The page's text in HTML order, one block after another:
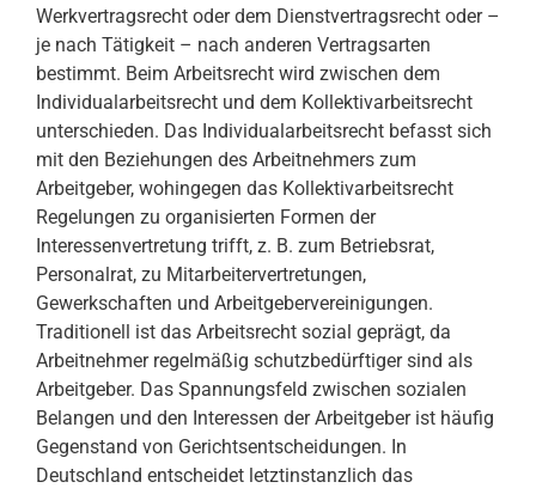
Werkvertragsrecht oder dem Dienstvertragsrecht oder –
je nach Tätigkeit – nach anderen Vertragsarten
bestimmt. Beim Arbeitsrecht wird zwischen dem
Individualarbeitsrecht und dem Kollektivarbeitsrecht
unterschieden. Das Individualarbeitsrecht befasst sich
mit den Beziehungen des Arbeitnehmers zum
Arbeitgeber, wohingegen das Kollektivarbeitsrecht
Regelungen zu organisierten Formen der
Interessenvertretung trifft, z. B. zum Betriebsrat,
Personalrat, zu Mitarbeitervertretungen,
Gewerkschaften und Arbeitgebervereinigungen.
Traditionell ist das Arbeitsrecht sozial geprägt, da
Arbeitnehmer regelmäßig schutzbedürftiger sind als
Arbeitgeber. Das Spannungsfeld zwischen sozialen
Belangen und den Interessen der Arbeitgeber ist häufig
Gegenstand von Gerichtsentscheidungen. In
Deutschland entscheidet letztinstanzlich das